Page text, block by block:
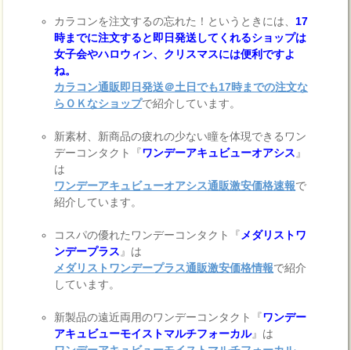
カラコンを注文するの忘れた！というときには、 17
時までに注文すると即日発送してくれるショップは
女子会やハロウィン、クリスマスには便利ですよ
ね。
カラコン通販即日発送＠土日でも17時までの注文な
らＯＫなショップで紹介しています。
新素材、新商品の疲れの少ない瞳を体現できるワン
デーコンタクト『ワンデーアキュビューオアシス 』
は
ワンデーアキュビューオアシス通販激安価格速報で
紹介しています。
コスパの優れたワンデーコンタクト『 メダリストワ
ンデープラス 』は
メダリストワンデープラス通販激安価格情報で紹介
しています。
新製品の遠近両用のワンデーコンタクト『ワンデー
アキュビューモイストマルチフォーカル』は